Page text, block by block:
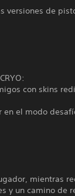
versiones de
con skins
en el modo
mientras
y un camino de